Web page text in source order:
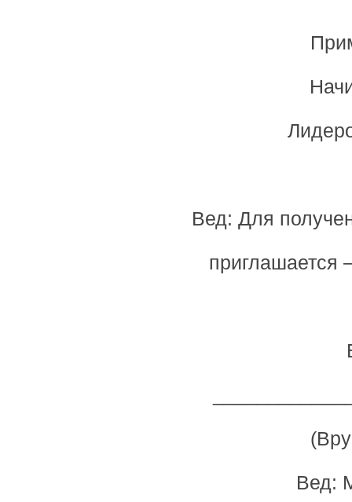
Вед: Для
приглашается
Вед: